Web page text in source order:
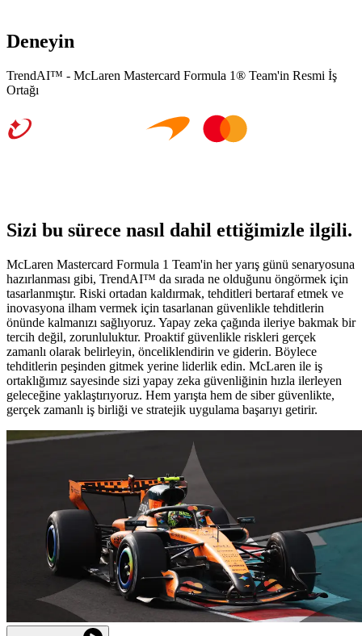
Deneyin
TrendAI™ - McLaren Mastercard Formula 1® Team'in Resmi İş
Ortağı
Sizi bu sürece nasıl dahil ettiğimizle ilgili.
McLaren Mastercard Formula 1 Team'in her yarış günü senaryosuna
hazırlanması gibi, TrendAI™ da sırada ne olduğunu öngörmek için
tasarlanmıştır. Riski ortadan kaldırmak, tehditleri bertaraf etmek ve
inovasyona ilham vermek için tasarlanan güvenlikle tehditlerin
önünde kalmanızı sağlıyoruz. Yapay zeka çağında ileriye bakmak bir
tercih değil, zorunluluktur. Proaktif güvenlikle riskleri gerçek
zamanlı olarak belirleyin, önceliklendirin ve giderin. Böylece
tehditlerin peşinden gitmek yerine liderlik edin. McLaren ile iş
ortaklığımız sayesinde sizi yapay zeka güvenliğinin hızla ilerleyen
geleceğine yaklaştırıyoruz. Hem yarışta hem de siber güvenlikte,
gerçek zamanlı iş birliği ve stratejik uygulama başarıyı getirir.